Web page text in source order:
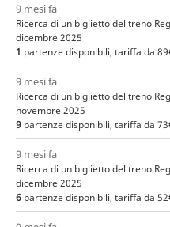
9 mesi fa
Ricerca di un biglietto del treno
dicembre 2025
1 partenze disponibili, tariffa da
9 mesi fa
Ricerca di un biglietto del treno
novembre 2025
9 partenze disponibili, tariffa da
9 mesi fa
Ricerca di un biglietto del treno
dicembre 2025
6 partenze disponibili, tariffa da